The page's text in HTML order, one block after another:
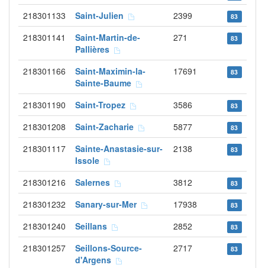
218301133 Saint-Julien 2399 83
218301141
Saint-Martin-de-
Pallières
271 83
218301166
Saint-Maximin-la-
Sainte-Baume
17691 83
218301190 Saint-Tropez 3586 83
218301208 Saint-Zacharie 5877 83
218301117
Sainte-Anastasie-sur-
Issole
2138 83
218301216 Salernes 3812 83
218301232 Sanary-sur-Mer 17938 83
218301240 Seillans 2852 83
218301257
Seillons-Source-
d'Argens
2717 83